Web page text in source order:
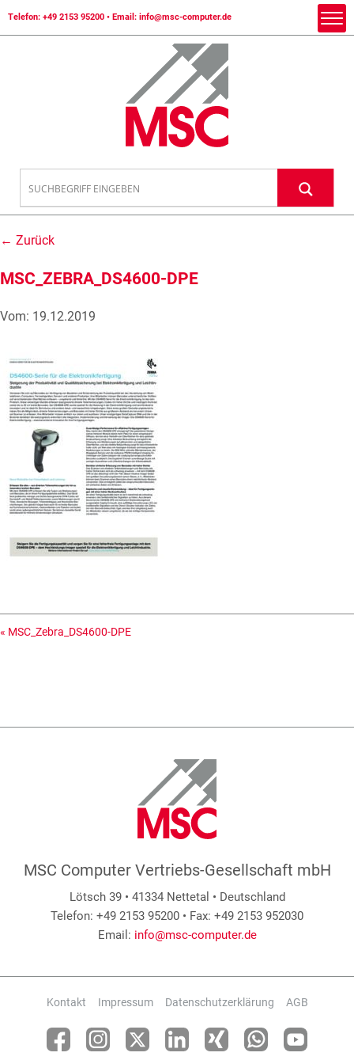
Telefon: +49 2153 95200 • Email: info@msc-computer.de
← Zurück
MSC_ZEBRA_DS4600-DPE
Vom: 19.12.2019
« MSC_Zebra_DS4600-DPE
MSC Computer Vertriebs-Gesellschaft mbH
Lötsch 39 • 41334 Nettetal • Deutschland
Telefon: +49 2153 95200 • Fax: +49 2153 952030
Email: info@msc-computer.de
Kontakt Impressum Datenschutzerklärung AGB